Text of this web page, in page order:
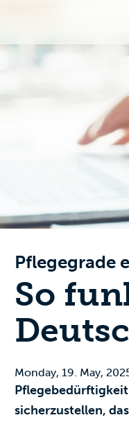
Pflegegrade
So
Monday, 19. May,
sicherzustellen,